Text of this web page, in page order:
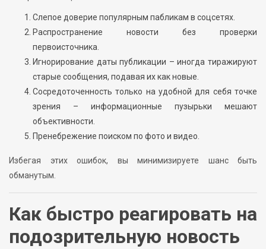
Слепое доверие популярным пабликам в соцсетях.
Распространение новости без проверки
первоисточника.
Игнорирование даты публикации – иногда тиражируют
старые сообщения, подавая их как новые.
Сосредоточенность только на удобной для себя точке
зрения – информационные пузырьки мешают
объективности.
Пренебрежение поиском по фото и видео.
Избегая этих ошибок, вы минимизируете шанс быть
обманутым.
Как быстро реагировать на
подозрительную новость